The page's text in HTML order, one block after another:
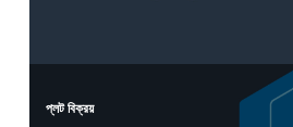
প্লট বিক্রয়